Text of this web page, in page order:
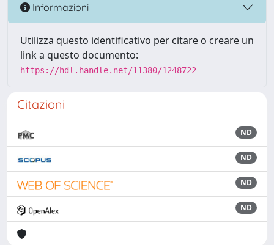
Informazioni
Utilizza questo identificativo per citare o creare un
link a questo documento:
https://hdl.handle.net/11380/1248722
Citazioni
ND
ND
ND
ND